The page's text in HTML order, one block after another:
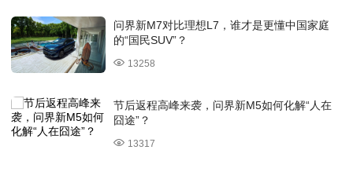
问界新M7对比理想L7，谁才是更懂中国家庭
的“国民SUV”？
13258
节后返程高峰来袭，问界新M5如何化解“人在
囧途”？
13317